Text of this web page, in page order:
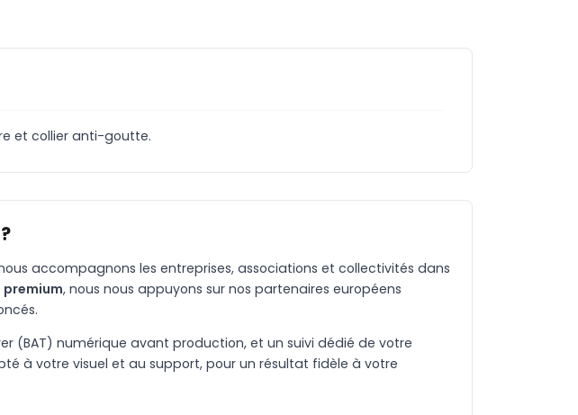
et collier anti-goutte.
accompagnons les entreprises, associations et collectivités dans
premium, nous nous appuyons sur nos partenaires européens
(BAT) numérique avant production, et un suivi dédié de votre
à votre visuel et au support, pour un résultat fidèle à votre